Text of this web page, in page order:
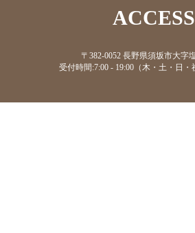
ACCESS
〒382-0052 長野県須坂市大字
受付時間:7:00 - 19:00（木・土・日・